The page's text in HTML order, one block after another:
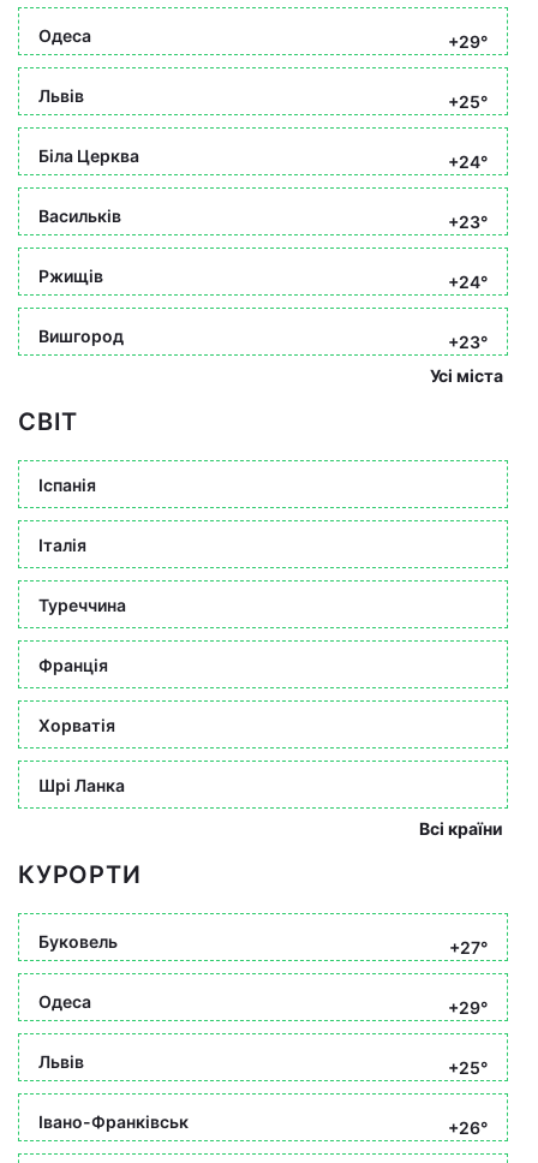
Одеса +29°
Львів +25°
Біла Церква +24°
Васильків +23°
Ржищів +24°
Вишгород
+23°
Усі міста
СВІТ
Іспанія
Італія
Туреччина
Франція
Хорватія
Шрі Ланка
Всі країни
КУРОРТИ
Буковель +27°
Одеса +29°
Львів +25°
Івано-Франківськ +26°